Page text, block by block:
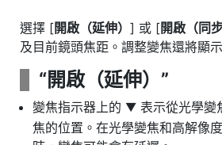
選擇 [開啟（延伸） ] 或 [開啟（同步
及目前鏡頭焦距。調整變焦還將顯
“開啟（延伸）”
變焦指示器上的 G 表示從光學變
焦的位置。在光學變焦和高解像